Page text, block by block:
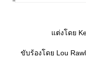
ต่งโดย
ขับร้องโดย Lou